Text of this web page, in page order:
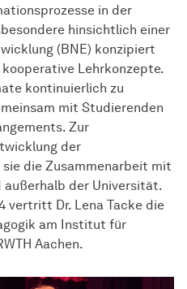
in der
hinsichtlich einer
(BNE) konzipiert
Lehrkonzepte.
kontinuierlich zu
mit Studierenden
Zur
der
die Zusammenarbeit mit
der Universität.
vertritt Dr. Lena Tacke die
am Institut für
Aachen.